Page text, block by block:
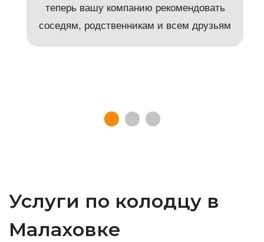
теперь вашу компанию рекомендовать
соседям, родственникам и всем друзьям
Услуги по колодцу в
Малаховке